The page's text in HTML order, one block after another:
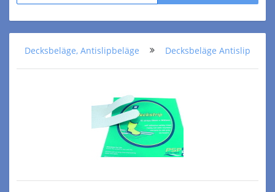
Decksbeläge, Antislipbeläge Decksbeläge Antislip